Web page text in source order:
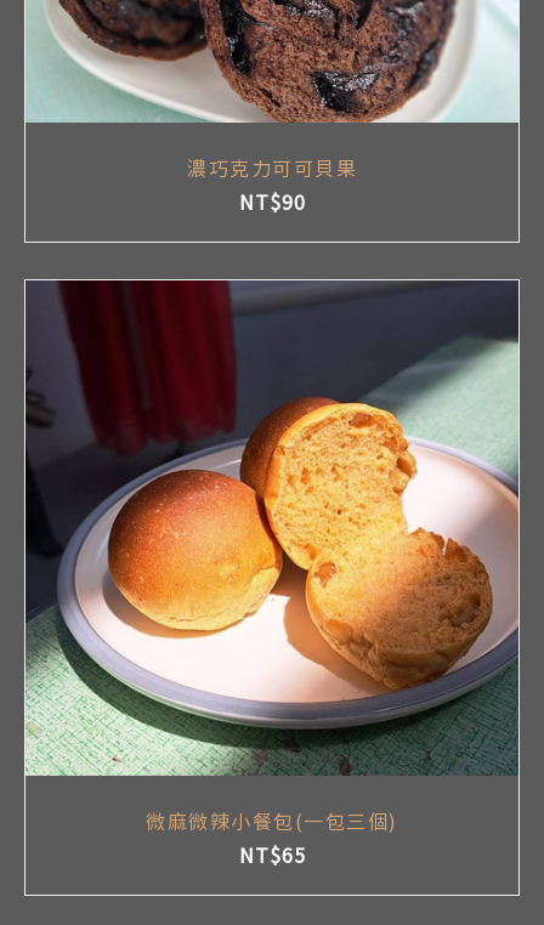
濃巧克力可可貝果
NT$90
微麻微辣小餐包(一包三個)
NT$65